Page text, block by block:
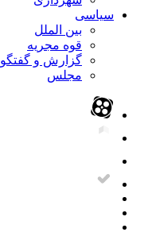
سیاسی
بین الملل
قوه مجریه
گزارش و گفتگو
مجلس